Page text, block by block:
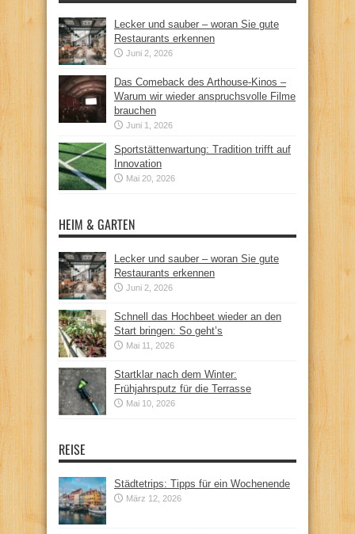
Lecker und sauber – woran Sie gute
Restaurants erkennen
Juni 2, 2026
Das Comeback des Arthouse-Kinos –
Warum wir wieder anspruchsvolle Filme
brauchen
Juni 1, 2026
Sportstättenwartung: Tradition trifft auf
Innovation
Mai 20, 2026
HEIM & GARTEN
Lecker und sauber – woran Sie gute
Restaurants erkennen
Juni 2, 2026
Schnell das Hochbeet wieder an den
Start bringen: So geht’s
Mai 11, 2026
Startklar nach dem Winter:
Frühjahrsputz für die Terrasse
Mai 10, 2026
REISE
Städtetrips: Tipps für ein Wochenende
März 12, 2026